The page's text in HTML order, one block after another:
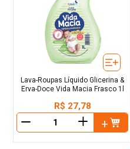
Lava-Roupas Líquido Glicerina &
Erva-Doce Vida Macia Frasco 1l
R$ 27,78
＋